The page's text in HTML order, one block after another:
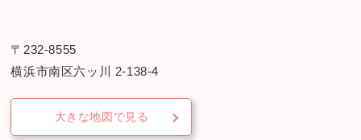
〒232-8555
横浜市南区六ッ川 2-138-4
大きな地図で見る